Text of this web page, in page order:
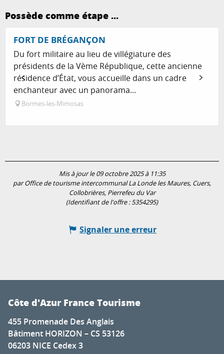
Possède comme étape ...
FORT DE BRÉGANÇON
Du fort militaire au lieu de villégiature des
présidents de la Vème République, cette ancienne
résidence d’État, vous accueille dans un cadre
enchanteur avec un panorama...
Bormes-les-Mimosas
Mis à jour le 09 octobre 2025 à 11:35
par Office de tourisme intercommunal La Londe les Maures, Cuers,
Collobrières, Pierrefeu du Var
(Identifiant de l'offre :5354295)
Signaler une erreur
Côte d'Azur France Tourisme
455 Promenade Des Anglais
Bâtiment HORIZON – CS 53126
06203 NICE Cedex 3